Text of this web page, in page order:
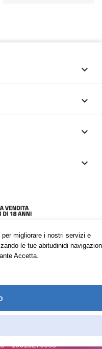
migliorare i nostri servizi e
le tue abitudinidi
Accetta.




su:
- 10613270965